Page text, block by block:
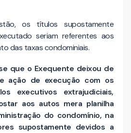
os títulos supostamente
seriam referentes aos
das taxas condominiais.
que o Exequente deixou de
ação de execução com os
executivos extrajudiciais,
aos autos mera planilha
do condomínio, na
supostamente devidos a